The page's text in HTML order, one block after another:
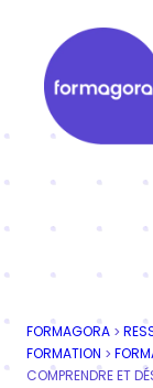
contenu
FORMAGORA >
FORMATION >